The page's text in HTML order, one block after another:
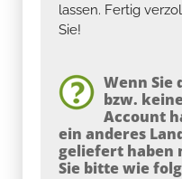
lassen. Fertig
Sie!
Wenn Sie
bzw.
Account
ein anderes
geliefert haben
Sie bitte wie